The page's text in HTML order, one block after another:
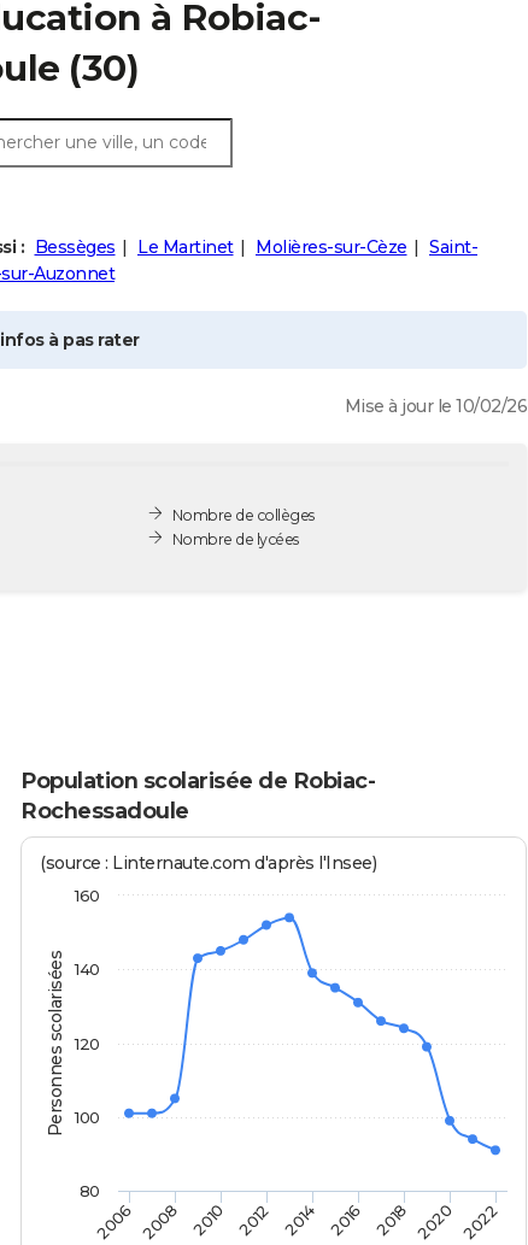
à Robiac-
(30)
: Bessèges Le Martinet Molières-sur-Cèze
Saint-
Auzonnet
à pas rater
Mise à jour le 10/02/26
Nombre de collèges
Nombre de lycées
Population scolarisée de Robiac-
Rochessadoule
Personnes scolarisées
(source : Linternaute.com d'après l'Insee)
2006 2008 2010 2012 2014 2016 2018 2020 2022
80
100
120
140
160